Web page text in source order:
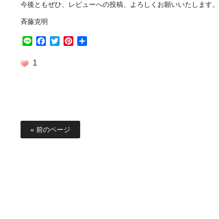
今後ともぜひ、レビューへの投稿、よろしくお願いいたします。
斉藤克明
Line Facebook
TwitterPinterest
1
« 前のページ